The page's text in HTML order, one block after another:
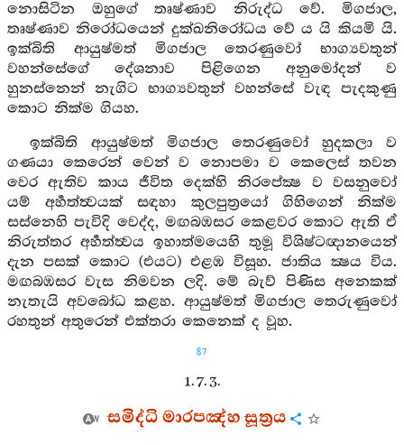
නොසිටින ඔහුගේ තෘෂ්ණාව නිරුද්ධ වේ. මිගජාල,
තෘෂ්ණාව නිරෝධයෙන් දුක්ඛනිරෝධය වේ ය යි කියමි යි.
ඉක්බිති ආයුෂ්මත් මිගජාල තෙරණුවෝ භාග්‍යවතුන්
වහන්සේගේ දේශනාව පිළිගෙන අනුමෝදන් ව
හුනස්නෙන් නැගිට භාග්‍යවතුන් වහන්සේ වැඳ පැදකුණු
කොට නික්ම ගියහ.
ඉක්බිති ආයුෂ්මත් මිගජාල තෙරණුවෝ හුදකලා ව
ගණයා කෙරෙන් වෙන් ව නොපමා ව කෙලෙස් තවන
වෙර ඇතිව කාය ජීවිත දෙක්හි නිරපේක්‍ෂ ව වසනුවෝ
යම් අර්‍හත්ත්‍වයක් සඳහා කුලපුත්‍රයෝ ගිහිගෙන් නික්ම
සස්නෙහි පැවිදි වෙද්ද, මඟබඹසර කෙළවර කොට ඇති ඒ
නිරුත්තර අර්‍හත්ත්‍වය ඉහාත්මයෙහි තුමූ විශිෂ්ටඥානයෙන්
දැන පසක් කොට (එයට) එළඹ විසූහ. ජාතිය ක්‍ෂය විය.
මඟබඹසර වැස නිමවන ලදි. මේ බැව් පිණිස අනෙකක්
නැතැයි අවබෝධ කළහ. ආයුෂ්මත් මිගජාල තෙරුණුවෝ
රහතුන් අතුරෙන් එක්තරා කෙනෙක් ද වූහ.
87
1. 7. 3.
සමිද්ධි මාරපඤ්හ සූත්‍රය